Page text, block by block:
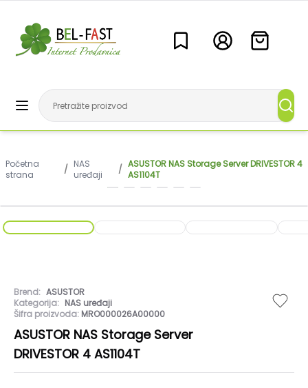
Početna
strana
/ NAS
uređaji
/ ASUSTOR NAS Storage Server DRIVESTOR 4
AS1104T
Brend: ASUSTOR
Kategorija: NAS uređaji
Šifra proizvoda: MRO000026A00000
ASUSTOR NAS Storage Server
DRIVESTOR 4 AS1104T